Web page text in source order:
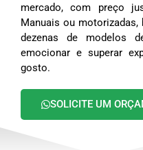
mercado, com preço
Manuais ou
dezenas de modelos
emocionar e superar
gosto.
SOLICITE UM